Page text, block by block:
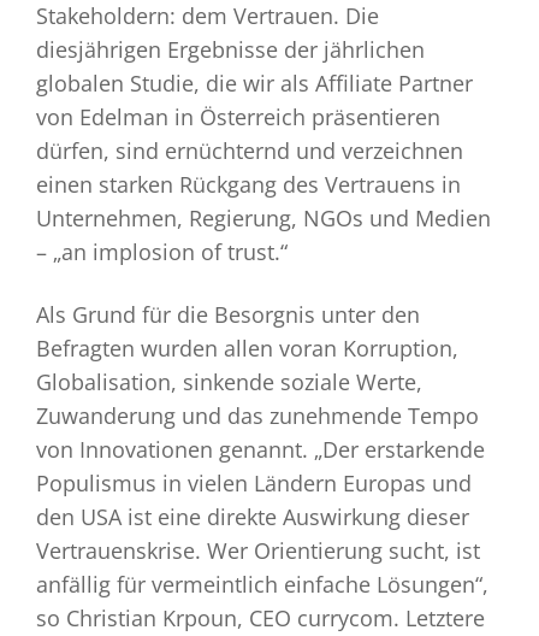
Stakeholdern: dem Vertrauen. Die
diesjährigen Ergebnisse der jährlichen
globalen Studie, die wir als Affiliate Partner
von Edelman in Österreich präsentieren
dürfen, sind ernüchternd und verzeichnen
einen starken Rückgang des Vertrauens in
Unternehmen, Regierung, NGOs und Medien
– „an implosion of trust.“
Als Grund für die Besorgnis unter den
Befragten wurden allen voran Korruption,
Globalisation, sinkende soziale Werte,
Zuwanderung und das zunehmende Tempo
von Innovationen genannt. „Der erstarkende
Populismus in vielen Ländern Europas und
den USA ist eine direkte Auswirkung dieser
Vertrauenskrise. Wer Orientierung sucht, ist
anfällig für vermeintlich einfache Lösungen“,
so Christian Krpoun, CEO currycom. Letztere